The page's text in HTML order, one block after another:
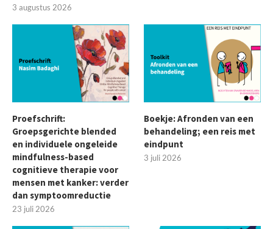
3 augustus 2026
Proefschrift:
Groepsgerichte blended
en individuele ongeleide
mindfulness-based
cognitieve therapie voor
mensen met kanker: verder
dan symptoomreductie
23 juli 2026
Boekje: Afronden van een
behandeling; een reis met
eindpunt
3 juli 2026